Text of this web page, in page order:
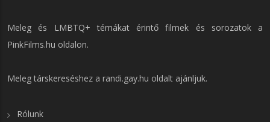
Meleg és LMBTQ+ témákat érintő filmek és sorozatok a
PinkFilms.hu oldalon.
Meleg társkereséshez a randi.gay.hu oldalt ajánljuk.
Rólunk